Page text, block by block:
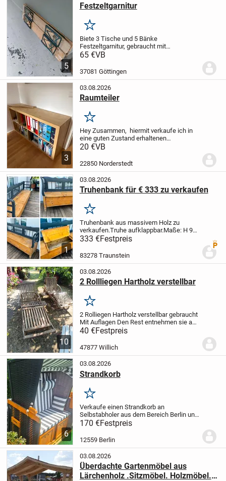
5
Festzeltgarnitur
Merken
Biete 3 Tische und 5 Bänke
Festzeltgarnitur, gebraucht mit
Abnutzungsspuren, Tische 175×50cm
Göttingen. Bei Fragen einfach melden.
65 €VB
37081 Göttingen
3
03.08.2026
Raumteiler
Merken
Hey Zusammen, hiermit verkaufe ich in
eine guten Zustand erhaltenen
Raumteiler, bitte abholen.
20 €VB
22850 Norderstedt
1
03.08.2026
Truhenbank für € 333 zu verkaufen
Merken
Truhenbank aus massivem Holz zu
verkaufen.Truhe aufklappbar.Maße: H 99
/ L 200 / T 50 / Sitzhöhe 50 cm
Bezahlung 333 € bei Abholung /
akzeptiere KEINE andere
333 €Festpreis
83278 Traunstein
10
03.08.2026
2 Rollliegen Hartholz verstellbar
Merken
2 Rolliegen Hartholz verstellbar gebraucht
Mit AuflagenDen Rest entnehmen sie aus
den Fotos.Müssten Mal mit Leinöl
bearbeitet werden.
40 €Festpreis
47877 Willich
6
03.08.2026
Strandkorb
Merken
Verkaufe einen Strandkorb an
Selbstabholer aus dem Bereich Berlin und
Randgebiete.Der Strandkorb wurde selten
benutzt und ist in einem guten Zustand.
Zeitnahe Abholung ist möglich oder einen
Termin...
170 €Festpreis
12559 Berlin
03.08.2026
Überdachte Gartenmöbel aus
Lärchenholz .Sitzmöbel. Holzmöbel.